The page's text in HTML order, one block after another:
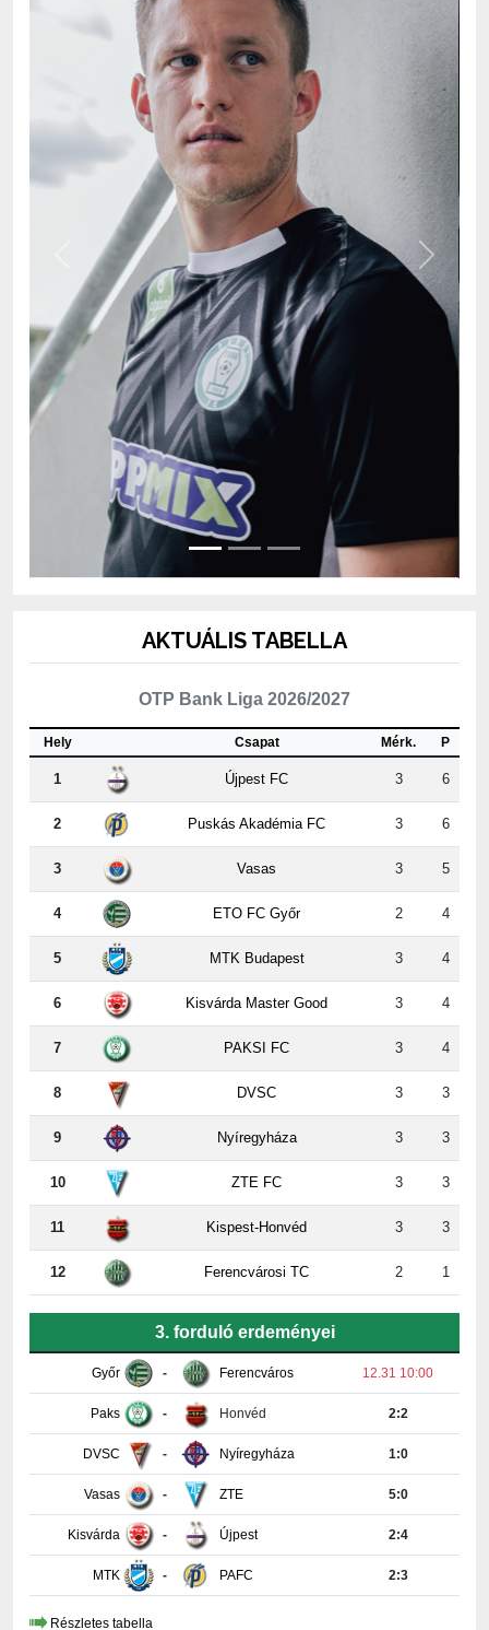
OTP Bank Liga 2026/2027
Csapat
1 Újpest FC 3 6
2 Puskás Akadémia FC 3 6
3 Vasas 3 5
4 ETO FC Győr 2 4
5 MTK Budapest 3 4
6 Kisvárda Master Good 3 4
7 PAKSI FC 3 4
8 DVSC 3 3
9 Nyíregyháza 3 3
10 ZTE FC 3 3
11 Kispest-Honvéd 3 3
12 Ferencvárosi TC 2 1
- Ferencváros
Paks Honvéd 2:2
DVSC Nyíregyháza 1:0
Vasas ZTE 5:0
Kisvárda Újpest 2:4
MTK PAFC 2:3
Részletes tabella